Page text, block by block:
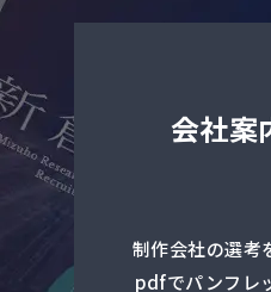
会社案
制作会社の選考
pdfでパンフレ